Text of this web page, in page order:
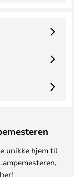
unikke hjem til